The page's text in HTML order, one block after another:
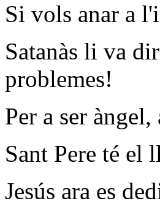
Si vols anar a
Satanàs li va
problemes!
Per a ser
Sant Pere té el
Jesús ara es